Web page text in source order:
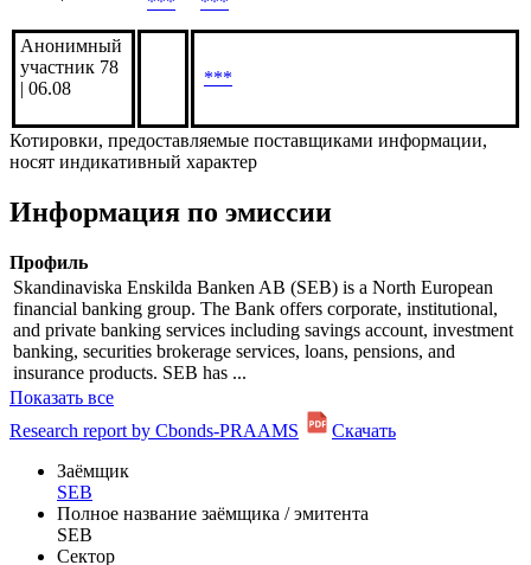
07.08
SQX | 07.08
***
Анонимный
участник 78
| 06.08
***
Котировки, предоставляемые поставщиками информации,
Информация по эмиссии
Профиль
Skandinaviska Enskilda Banken AB (SEB) is a North European
financial banking group. The Bank offers corporate, institutional,
and private banking services including savings account, investment
banking, securities brokerage services, loans, pensions, and
Показать все
Research report by Cbonds-PRAAMS
Скачать
Заёмщик